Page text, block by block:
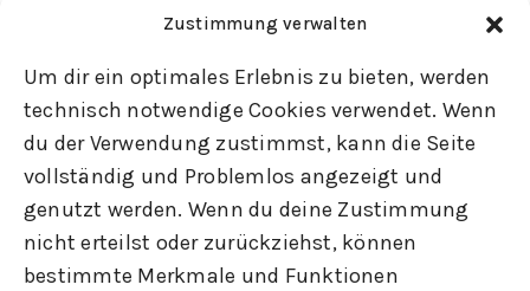
Zustimmung verwalten
Um dir ein optimales Erlebnis zu bieten, werden
technisch notwendige Cookies verwendet. Wenn
du der Verwendung zustimmst, kann die Seite
vollständig und Problemlos angezeigt und
genutzt werden. Wenn du deine Zustimmung
nicht erteilst oder zurückziehst, können
bestimmte Merkmale und Funktionen